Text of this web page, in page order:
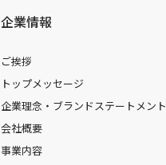
企業情報
ご挨拶
トップメッセージ
企業理念・ブランドステートメント
会社概要
事業内容